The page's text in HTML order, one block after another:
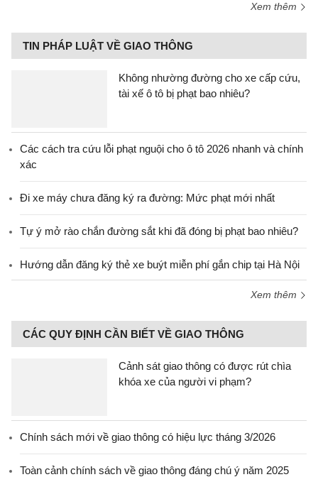
Xem thêm
TIN PHÁP LUẬT VỀ GIAO THÔNG
Không nhường đường cho xe cấp cứu,
tài xế ô tô bị phạt bao nhiêu?
Các cách tra cứu lỗi phạt nguội cho ô tô 2026 nhanh và chính
xác
Đi xe máy chưa đăng ký ra đường: Mức phạt mới nhất
Tự ý mở rào chắn đường sắt khi đã đóng bị phạt bao nhiêu?
Hướng dẫn đăng ký thẻ xe buýt miễn phí gắn chip tại Hà Nội
Xem thêm
CÁC QUY ĐỊNH CẦN BIẾT VỀ GIAO THÔNG
Cảnh sát giao thông có được rút chìa
khóa xe của người vi phạm?
Chính sách mới về giao thông có hiệu lực tháng 3/2026
Toàn cảnh chính sách về giao thông đáng chú ý năm 2025